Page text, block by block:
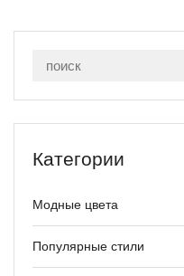
Категории
Модные цвета
Популярные стили